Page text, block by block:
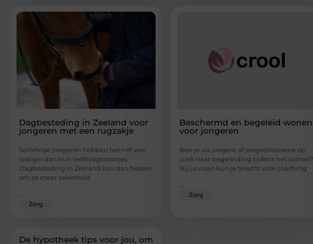
Dagbesteding in Zeeland voor
jongeren met een rugzakje
Sommige jongeren hebben het net wat
lastiger dan hun leeftijdgenootjes.
Dagbesteding in Zeeland kan dan helpen
om ze meer zekerheid
Zorg
Beschermd en begeleid wonen
voor jongeren
Ben je als jongere of jongvolwassene op
zoek naar begeleiding tijdens het wonen?
Bij Leviaan kun je terecht voor coaching
Zorg
De hypotheek tips voor jou, om